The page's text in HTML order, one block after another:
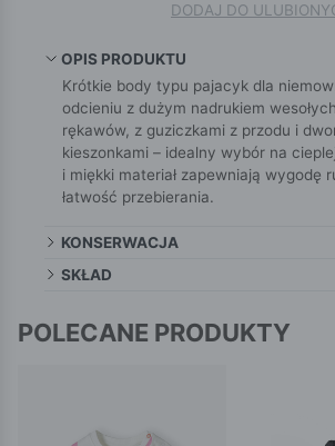
DODAJ DO
OPIS PRODUKTU
Krótkie body typu pajacyk dla
odcieniu z dużym nadrukiem
rękawów, z guziczkami z przodu i
kieszonkami – idealny wybór na
i miękki materiał zapewniają wygodę
łatwość przebierania.
KONSERWACJA
SKŁAD
POLECANE PRODUKTY